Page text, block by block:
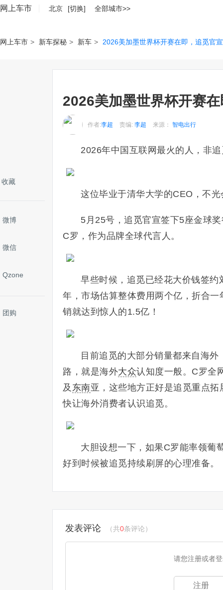
网上车市 北京 [切换] 全部城市>>
网上车市 > 新车探秘 > 新车 > 2026美加墨世界杯开赛在即，追觅官
收藏
微博
微信
Qzone
团购
2026美加墨世界杯开赛
作者:李超 责编: 李超 来源： 智电出行
2026年中国互联网最火的人，非
这位毕业于清华大学的CEO，不
5月25号，追觅官宣签下5座金球
C罗，作为品牌全球代言人。
早些时候，追觅已经花大价钱签
年，市场估算整体费用两个亿，折合
销就达到惊人的1.5亿！
目前追觅的大部分销量都来自海
路，就是海外大众认知度一般。C罗全
及 东南亚，这些地方正好是追觅重点
快让海外消费者认识追觅。
大胆设想一下，如果C罗能率领葡
好到时候被追觅持续刷屏的心理准备。
发表评论 （共0条评论）
请您注册或者
注册